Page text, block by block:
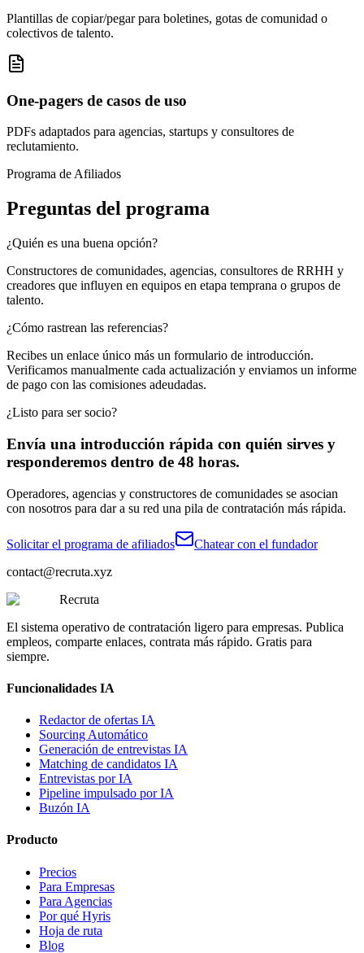
Plantillas de copiar/pegar para boletines, gotas de comunidad o
colectivos de talento.
One-pagers de casos de uso
PDFs adaptados para agencias, startups y consultores de
reclutamiento.
Programa de Afiliados
Preguntas del programa
¿Quién es una buena opción?
Constructores de comunidades, agencias, consultores de RRHH y
creadores que influyen en equipos en etapa temprana o grupos de
talento.
¿Cómo rastrean las referencias?
Recibes un enlace único más un formulario de introducción.
Verificamos manualmente cada actualización y enviamos un informe
de pago con las comisiones adeudadas.
¿Listo para ser socio?
Envía una introducción rápida con quién sirves y
responderemos dentro de 48 horas.
Operadores, agencias y constructores de comunidades se asocian
con nosotros para dar a su red una pila de contratación más rápida.
Solicitar el programa de afiliados
Chatear con el fundador
contact@recruta.xyz
Recruta
El sistema operativo de contratación ligero para empresas. Publica
empleos, comparte enlaces, contrata más rápido. Gratis para
siempre.
Funcionalidades IA
Redactor de ofertas IA
Sourcing Automático
Generación de entrevistas IA
Matching de candidatos IA
Entrevistas por IA
Pipeline impulsado por IA
Buzón IA
Producto
Precios
Para Empresas
Para Agencias
Por qué Hyris
Hoja de ruta
Blog